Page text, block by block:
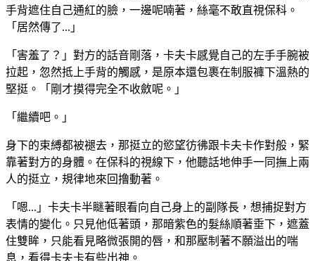
手背遮住自己通紅的臉，一邊呢喃著，絲毫不敢直視保科。
「居然傳了...」
「害羞了？」對方的話音剛落，卡夫卡感覺自己的左手手腕被
拉起，忽然抵上手背的觸感，是原本還包裹在制服褲下溫熱的
堅挺。「剛才摸得完全不收斂呢。」
「繼續吧。」
身下的束縛都被褪去，那挺立的慾望彷彿跟卡夫卡作對般，緊
靠著對方的身體。在保科的視線下，他聽話地伸手一同撫上兩
人的挺立，規律地來回撸動著。
「嗯...」卡夫卡半瞇著眼看向自己身上的副隊長，想捕捉對方
表情的變化。只見他低著頭，那暗紫色的髮絲順著垂下，遮蓋
住雙眸，只能看見略微張開的唇，和那壓制著不願溢出的喘
息，看得卡夫卡有些出神。